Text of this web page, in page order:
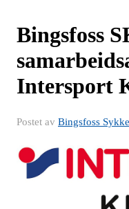
Bingsfoss
Intersport
Postet av Bingsfoss